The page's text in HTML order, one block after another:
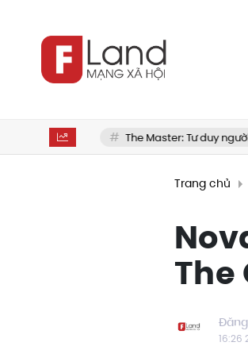
The Master: Tư duy người
Trang chủ
The
16:26